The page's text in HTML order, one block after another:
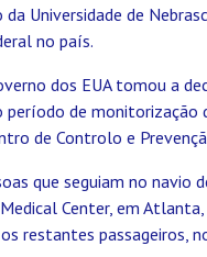
Universidade de
no país.
dos EUA tomou a
período de monitorização
de Controlo e
que seguiam no
Center, em
restantes passageiros,